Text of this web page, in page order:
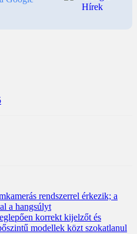
rendszerrel érkezik; a
a hangsúlyt
korrekt kijelzőt és
modellek közt szokatlanul